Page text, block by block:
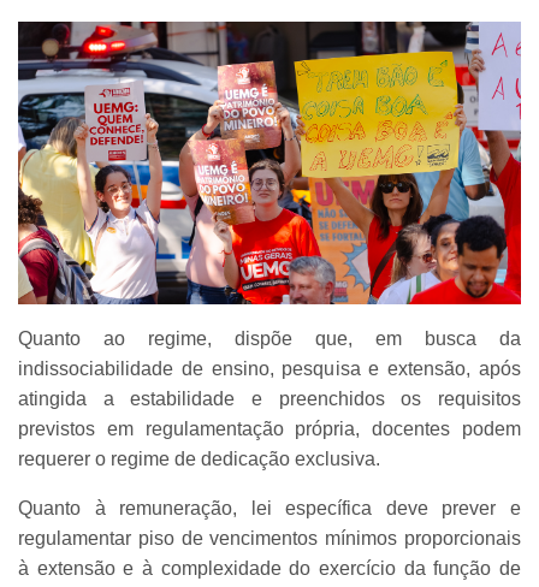
Quanto ao regime, dispõe que, em busca da
indissociabilidade de ensino, pesquisa e extensão, após
atingida a estabilidade e preenchidos os requisitos
previstos em regulamentação própria, docentes podem
requerer o regime de dedicação exclusiva.
Quanto à remuneração, lei específica deve prever e
regulamentar piso de vencimentos mínimos proporcionais
à extensão e à complexidade do exercício da função de